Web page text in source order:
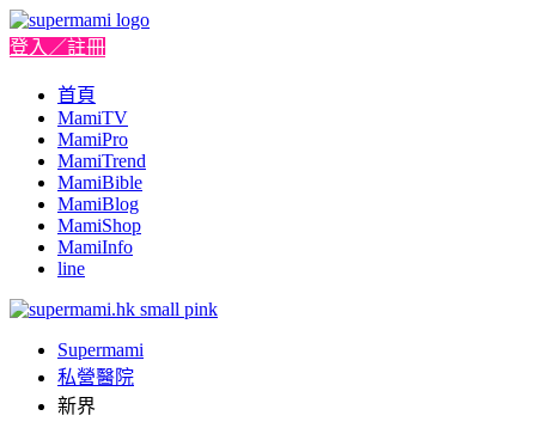
登入／註冊
首頁
MamiTV
MamiPro
MamiTrend
MamiBible
MamiBlog
MamiShop
MamiInfo
line
Supermami
私營醫院
新界